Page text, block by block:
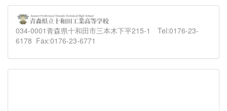
034-0001青森県十和田市三本木下平215-1 Tel:0176-23-
6178 Fax:0176-23-6771